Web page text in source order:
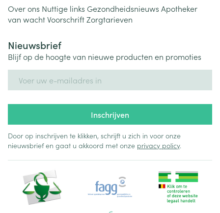
Over ons Nuttige links Gezondheidsnieuws Apotheker
van wachtVoorschriftZorgtarieven
Nieuwsbrief
Blijf op de hoogte van nieuwe producten en promoties
Inschrijven
Door op inschrijven te klikken, schrijft u zich in voor onze
nieuwsbrief en gaat u akkoord met onze privacy policy.